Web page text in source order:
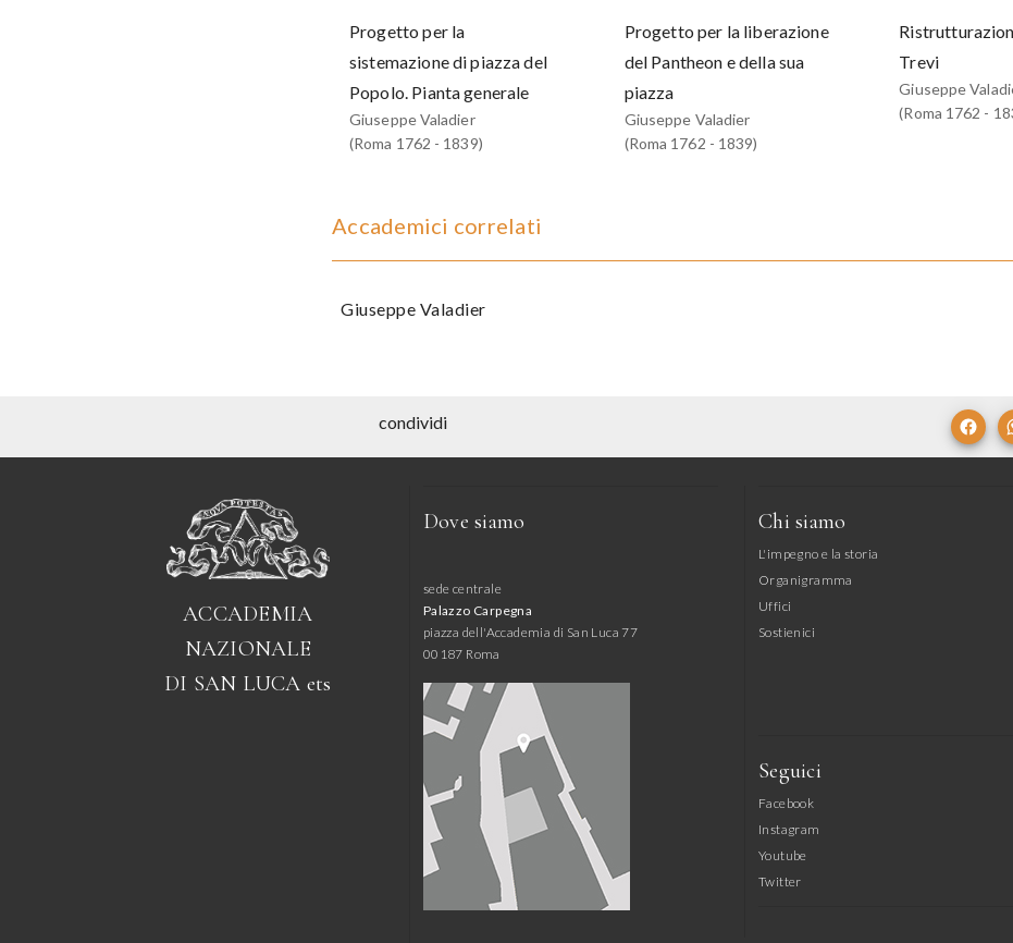
Progetto per la
sistemazione di piazza del
Popolo. Pianta generale
Giuseppe Valadier
(Roma 1762 - 1839)
Progetto per la liberazione
del Pantheon e della sua
piazza
Giuseppe Valadier
(Roma 1762 - 1839)
Trevi
Giuseppe
(Roma 1762 -
Accademici correlati
Giuseppe Valadier
condividi
ACCADEMIA
NAZIONALE
DI SAN LUCA ets
Dove siamo
sede centrale
Palazzo Carpegna
piazza dell'Accademia di San Luca 77
00187 Roma
Chi siamo
L'impegno e la storia
Organigramma
Uffici
Sostienici
Seguici
Facebook
Instagram
Youtube
Twitter